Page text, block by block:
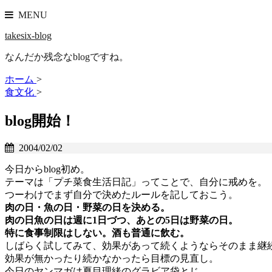
MENU
takesix-blog
なんだか残念なblogですね。
ホーム >
食文化 >
blog開始！
2004/02/02
今日からblog初め。
テーマは「プチ菜食生活日記」ってことで、自分に戒めを。
つーわけでまず自分で決めたルールを記しておこう。
肉の日・魚の日・野菜の日を決める。
肉の日魚の日は週に1日づつ、あとの5日は野菜の日。
特に食事制限はしない。酒も普通に飲む。
しばらく試してみて、効果があって続くようならそのまま継
効果が無かったり続かなかったら目標の見直し。